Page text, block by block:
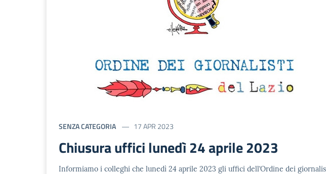
SENZA CATEGORIA 17 APR 2023
Chiusura uffici lunedì 24 aprile 2023
Informiamo i colleghi che lunedì 24 aprile 2023 gli uffici dell’Ordine dei